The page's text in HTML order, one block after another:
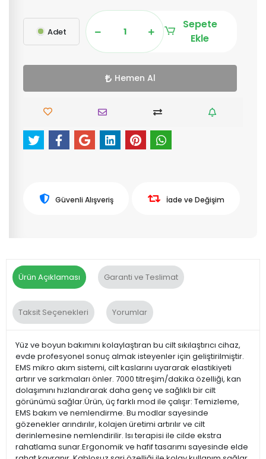
Adet
Sepete
Ekle
Hemen Al
Güvenli Alışveriş İade ve Değişim
Ürün Açıklaması Garanti ve Teslimat
Taksit Seçenekleri Yorumlar
Yüz ve boyun bakımını kolaylaştıran bu cilt sıkılaştırıcı cihaz,
evde profesyonel sonuç almak isteyenler için geliştirilmiştir.
EMS mikro akım sistemi, cilt kaslarını uyararak elastikiyeti
artırır ve sarkmaları önler. 7000 titreşim/dakika özelliği, kan
dolaşımını hızlandırarak daha genç ve sağlıklı bir cilt
görünümü sağlar.Ürün, üç farklı mod ile çalışır: Temizleme,
EMS bakım ve nemlendirme. Bu modlar sayesinde
gözenekler arındırılır, kolajen üretimi artırılır ve cilt
derinlemesine nemlendirilir. Isı terapisi ile cilde ekstra
rahatlama sunar.Ergonomik ve hafif tasarımı sayesinde elde